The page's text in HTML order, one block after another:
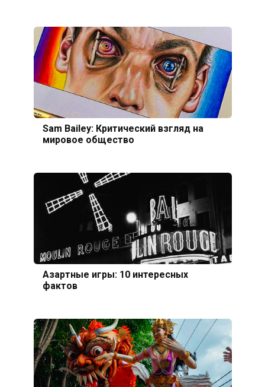
Sam Bailey: Критический взгляд на
мировое общество
Азартные игры: 10 интересных
фактов